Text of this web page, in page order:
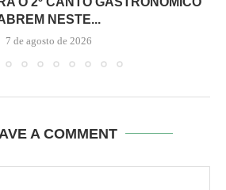
NESTE...
7 de agosto de 2026
A COMMENT